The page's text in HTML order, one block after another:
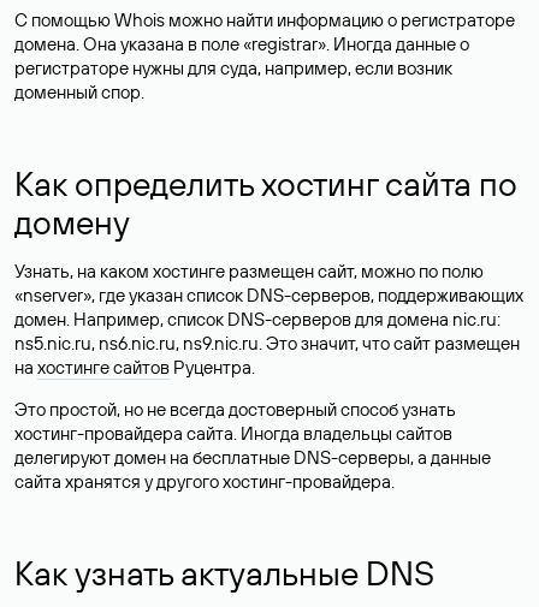
С помощью Whois можно найти информацию о регистраторе
домена. Она указана в поле «registrar». Иногда данные о
регистраторе нужны для суда, например, если возник
доменный спор.
Как определить хостинг сайта по
домену
Узнать, на каком хостинге размещен сайт, можно по полю
«nserver», где указан список DNS-серверов, поддерживающих
домен. Например, список DNS-серверов для домена nic.ru:
ns5.nic.ru, ns6.nic.ru, ns9.nic.ru. Это значит, что сайт размещен
на хостинге сайтов Руцентра.
Это простой, но не всегда достоверный способ узнать
хостинг-провайдера сайта. Иногда владельцы сайтов
делегируют домен на бесплатные DNS-серверы, а данные
сайта хранятся у другого хостинг-провайдера.
Как узнать актуальные DNS